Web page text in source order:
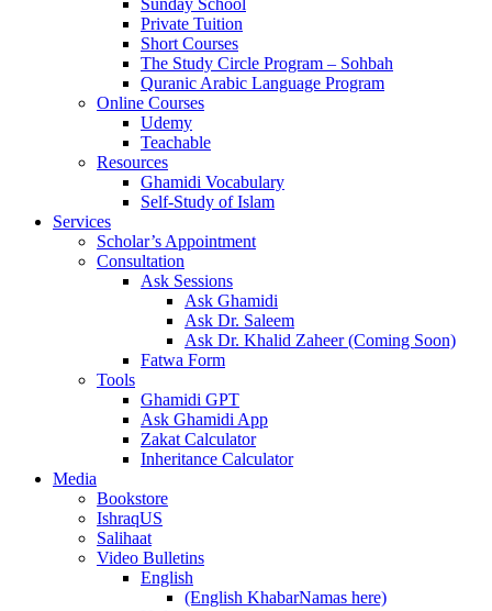
Sunday School
Private Tuition
Short Courses
The Study Circle Program – Sohbah
Quranic Arabic Language Program
Online Courses
Udemy
Teachable
Resources
Ghamidi Vocabulary
Self-Study of Islam
Services
Scholar’s Appointment
Consultation
Ask Sessions
Ask Ghamidi
Ask Dr. Saleem
Ask Dr. Khalid Zaheer (Coming Soon)
Fatwa Form
Tools
Ghamidi GPT
Ask Ghamidi App
Zakat Calculator
Inheritance Calculator
Media
Bookstore
IshraqUS
Salihaat
Video Bulletins
English
(English KhabarNamas here)